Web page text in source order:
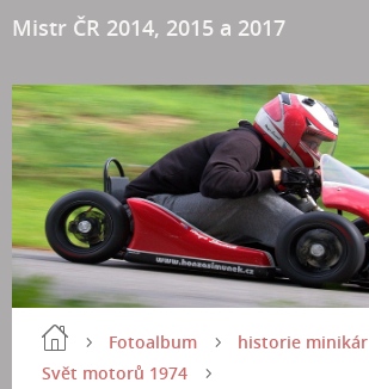
Mistr ČR 2014, 2015 a 2017
Fotoalbum
historie minikár
Svět motorů 1974